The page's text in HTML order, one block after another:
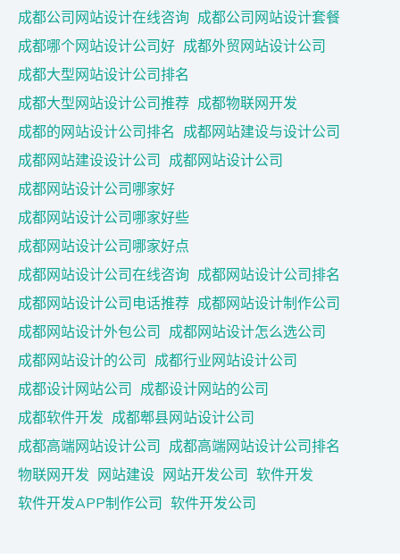
成都公司网站设计在线咨询 成都公司网站设计套餐
成都哪个网站设计公司好 成都外贸网站设计公司
成都大型网站设计公司排名
成都大型网站设计公司推荐 成都物联网开发
成都的网站设计公司排名 成都网站建设与设计公司
成都网站建设设计公司 成都网站设计公司
成都网站设计公司哪家好
成都网站设计公司哪家好些
成都网站设计公司哪家好点
成都网站设计公司在线咨询 成都网站设计公司排名
成都网站设计公司电话推荐 成都网站设计制作公司
成都网站设计外包公司 成都网站设计怎么选公司
成都网站设计的公司 成都行业网站设计公司
成都设计网站公司 成都设计网站的公司
成都软件开发 成都郫县网站设计公司
成都高端网站设计公司 成都高端网站设计公司排名
物联网开发 网站建设 网站开发公司 软件开发
软件开发APP制作公司 软件开发公司